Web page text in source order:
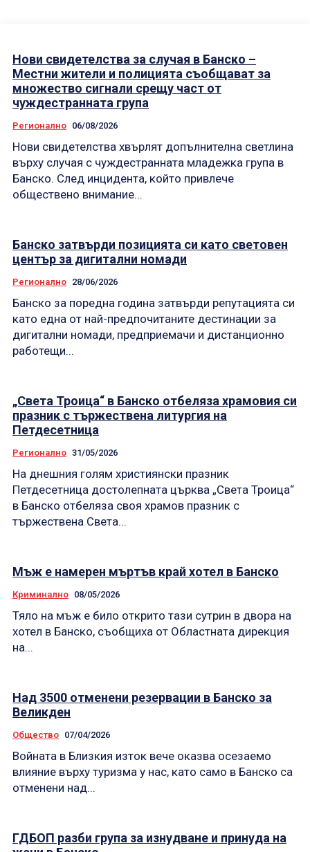
Нови свидетелства за случая в Банско –
Местни жители и полицията съобщават за
множество сигнали срещу част от
чуждестранната група
Регионално 06/08/2026
Нови свидетелства хвърлят допълнителна светлина
върху случая с чуждестранната младежка група в
Банско. След инцидента, който привлече
обществено внимание...
Банско затвърди позицията си като световен
център за дигитални номади
Регионално 28/06/2026
Банско за поредна година затвърди репутацията си
като една от най-предпочитаните дестинации за
дигитални номади, предприемачи и дистанционно
работещи...
„Света Троица“ в Банско отбеляза храмовия си
празник с тържествена литургия на
Петдесетница
Регионално 31/05/2026
На днешния голям християнски празник
Петдесетница достолепната църква „Света Троица“
в Банско отбеляза своя храмов празник с
тържествена Света...
Мъж е намерен мъртъв край хотел в Банско
Криминално 08/05/2026
Тяло на мъж е било открито тази сутрин в двора на
хотел в Банско, съобщиха от Областната дирекция
на...
Над 3500 отменени резервации в Банско за
Великден
Общество 07/04/2026
Войната в Близкия изток вече оказва осезаемо
влияние върху туризма у нас, като само в Банско са
отменени над...
ГДБОП разби група за изнудване и принуда на